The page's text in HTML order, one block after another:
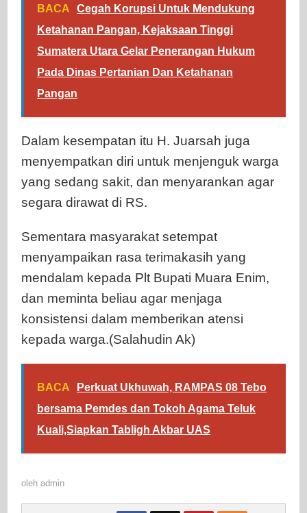
BACA
Cegah Korupsi Untuk Mendukung
Ketahanan Pangan, Kejaksaan Tinggi
Sumatera Utara Gelar Penerangan Hukum
Pada Dinas Pertanian Dan Ketahanan
Pangan
Dalam kesempatan itu H. Juarsah juga
menyempatkan diri untuk menjenguk warga
yang sedang sakit, dan menyarankan agar
segara dirawat di RS.
Sementara masyarakat setempat
menyampaikan rasa terimakasih yang
mendalam kepada Plt Bupati Muara Enim,
dan meminta beliau agar menjaga
konsistensi dalam memberikan atensi
kepada warga.(Salahudin Ak)
BACA
Perkuat Ukhuwah, RAMPAS 08 Tebo
bersama Pemdes dan Tokoh Agama Teluk
Kuali,Siapkan Tabligh Akbar UAS
oleh admin